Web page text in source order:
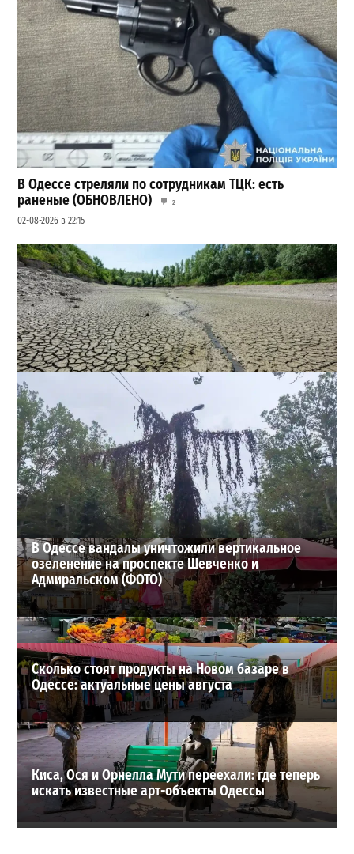
В Одессе стреляли по сотрудникам ТЦК: есть
раненые (ОБНОВЛЕНО)
2
02-08-2026 в 22:15
Днестр рекордно обмелел: одесситов просят срочно
экономить воду
2
29-07-2026 в 19:28
ВИБОР РЕДАКЦИИ
В Одессе вандалы уничтожили вертикальное
озеленение на проспекте Шевченко и
Адмиральском (ФОТО)
Сколько стоят продукты на Новом базаре в
Одессе: актуальные цены августа
Киса, Ося и Орнелла Мути переехали: где теперь
искать известные арт-объекты Одессы